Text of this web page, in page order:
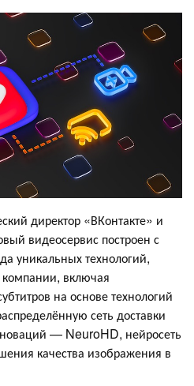
директор «ВКонтакте» и
видеосервис построен с
уникальных технологий,
включая
на основе технологий
сеть доставки
— NeuroHD, нейросеть
качества изображения в